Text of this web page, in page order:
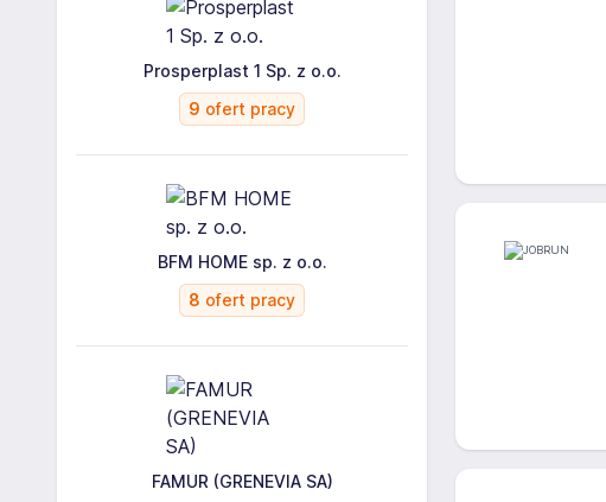
Prosperplast 1 Sp. z o.o.
9 ofert pracy
BFM HOME sp. z o.o.
8 ofert pracy
FAMUR (GRENEVIA SA)